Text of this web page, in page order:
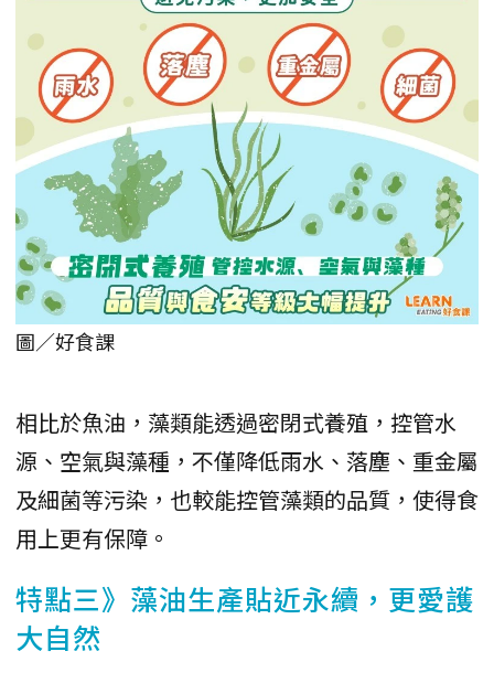
圖／好食課
相比於魚油，藻類能透過密閉式養殖，控管水
源、空氣與藻種，不僅降低雨水、落塵、重金屬
及細菌等污染，也較能控管藻類的品質，使得食
用上更有保障。
特點三》藻油生產貼近永續，更愛護
大自然